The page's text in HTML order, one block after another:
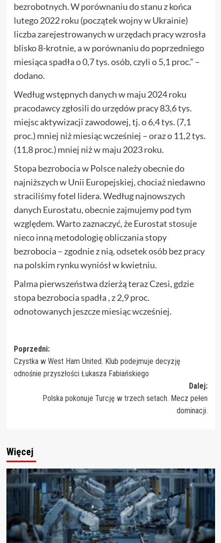
bezrobotnych. W porównaniu do stanu z końca
lutego 2022 roku (początek wojny w Ukrainie)
liczba zarejestrowanych w urzędach pracy wzrosła
blisko 8-krotnie, a w porównaniu do poprzedniego
miesiąca spadła o 0,7 tys. osób, czyli o 5,1 proc.” –
dodano.
Według wstępnych danych w maju 2024 roku
pracodawcy zgłosili do urzędów pracy 83,6 tys.
miejsc aktywizacji zawodowej, tj. o 6,4 tys. (7,1
proc.) mniej niż miesiąc wcześniej – oraz o 11,2 tys.
(11,8 proc.) mniej niż w maju 2023 roku.
Stopa bezrobocia w Polsce należy obecnie do
najniższych w Unii Europejskiej, chociaż niedawno
straciliśmy fotel lidera. Według najnowszych
danych Eurostatu, obecnie zajmujemy pod tym
względem. Warto zaznaczyć, że Eurostat stosuje
nieco inną metodologię obliczania stopy
bezrobocia – zgodnie z nią, odsetek osób bez pracy
na polskim rynku wyniósł w kwietniu.
Palma pierwszeństwa dzierżą teraz Czesi, gdzie
stopa bezrobocia spadła , z 2,9 proc.
odnotowanych jeszcze miesiąc wcześniej.
Zobacz
wpisy
Poprzedni:
Czystka w West Ham United. Klub podejmuje decyzję
odnośnie przyszłości Łukasza Fabiańskiego
Dalej:
Polska pokonuje Turcję w trzech setach. Mecz pełen
dominacji.
Więcej